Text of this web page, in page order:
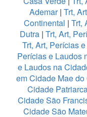
Ademar| Trt,
Continental | Trt,
Dutra | Trt, Art,
Trt, Art, Perícias
Perícias e Laudos
e Laudos na
em Cidade Mae do
Cidade
Cidade São
Cidade São